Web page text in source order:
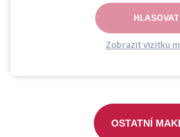
HLASOVAT
Zobrazit vizitku
OSTATNÍ